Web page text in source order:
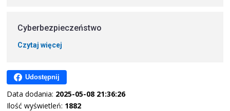
Cyberbezpieczeństwo
Czytaj więcej
Udostępnij
Data dodania: 2025-05-08 21:36:26
Ilość wyświetleń: 1882